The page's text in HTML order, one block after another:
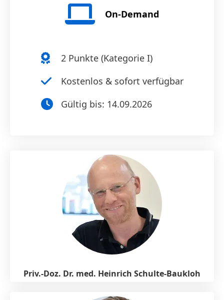
On-Demand
2Punkte (Kategorie I)
Kostenlos & sofort verfügbar
Gültig bis: 14.09.2026
Priv.-Doz. Dr. med. Heinrich Schulte-Baukloh